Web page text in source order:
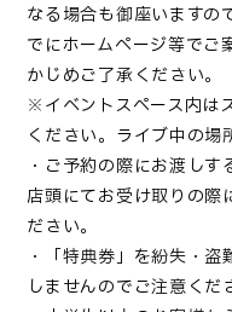
なる場合も御座いますの
でにホームページ等でご
かじめご了承ください。
※イベントスペース内は
ください。ライブ中の場
・ご予約の際にお渡し
店頭にてお受け取りの際
ださい。
・「特典券」を紛失・
しませんのでご注意くだ